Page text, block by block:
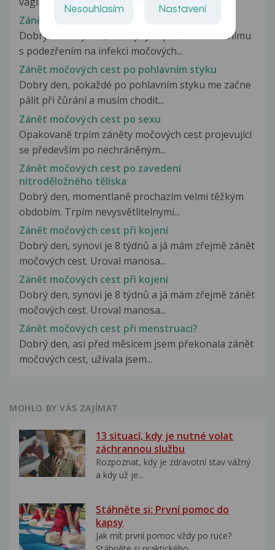
Zánět močových cest nebo i ledvin
Dobrý den. Myslíte, že kdybych přišla k obvodnímu
s podezřením na infekci močových...
Zánět močových cest po pohlavním styku
Dobry den, pokaždé po pohlavním styku me začne
pálit při čůrání a musím chodit...
Zánět močových cest po sexu
Opakovaně trpím záněty močových cest projevující
se především po nechráněným...
Zánět močových cest po zavedení
nitroděložného tělíska
Dobrý den, momentlaně prochazím velmi těžkým
obdobím. Trpím nevysvětlitelnymi...
Zánět močových cest při kojení
Dobrý den, synovi je 8 týdnů a já mám zřejmě zánět
močových cest. Uroval manosa...
Zánět močových cest při kojení
Dobrý den, synovi je 8 týdnů a já mám zřejmě zánět
močových cest. Uroval manosa...
Zánět močových cest při menstruaci?
Dobrý den, asi před měsícem jsem překonala zánět
močových cest, užívala jsem...
MOHLO BY VÁS ZAJÍMAT
13 situací, kdy je nutné volat
záchrannou službu
Rozpoznat, kdy je zdravotní stav vážný
a kdy už je...
Stáhněte si: První pomoc do
kapsy
Jak mít první pomoc vždy po ruce?
Nesouhlasím Nastavení